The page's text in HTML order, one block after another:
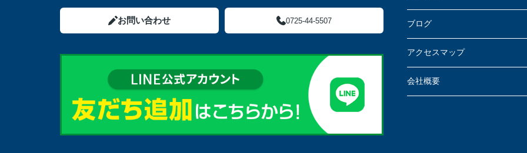
お問い合わせ 0725-44-5507 ブログ
アクセスマップ
会社概要